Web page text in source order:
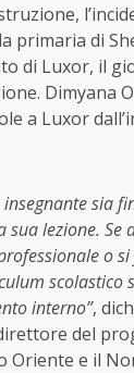
primaria di
di Luxor, il
Dimyana
a Luxor
insegnante sia
lezione. Se
o si
scolastico
interno”,
del
Oriente e il